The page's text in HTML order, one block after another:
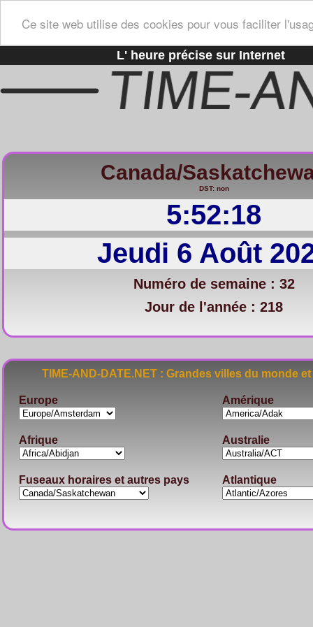
Ce site web utilise des cookies pour vous faciliter
L' heure précise sur Internet
Canada/
DST: non
5:52:19
Jeudi 6 Août
Numéro de semaine : 32
Jour de l'année : 218
TIME-AND-DATE.NET : Grandes villes du
Europe Amérique
Afrique Australie
Fuseaux horaires et autres pays Atlantique